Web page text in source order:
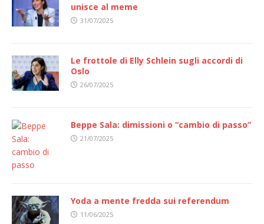
unisce al meme
31/07/2025
Le frottole di Elly Schlein sugli accordi di
Oslo
26/07/2025
Beppe Sala: dimissioni o “cambio di passo”
21/07/2025
Yoda a mente fredda sui referendum
11/06/2025